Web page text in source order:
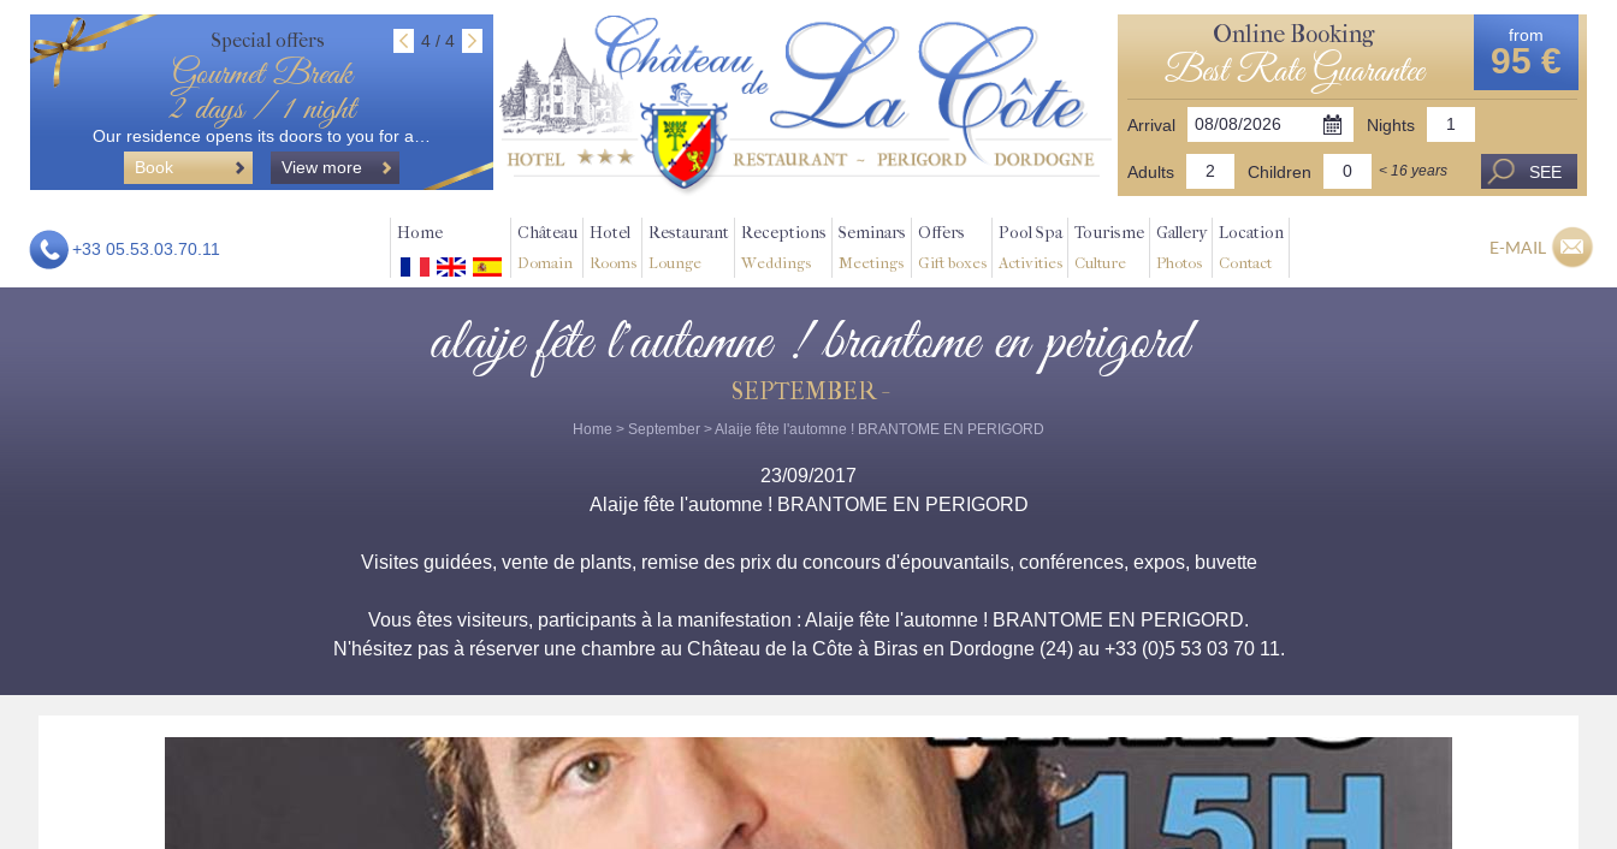
Special offers 4 / 4
Gourmet Break
2 days / 1 night
Our residence opens its doors to you for a…
Book
View more
Online Booking
Best Rate Guarantee
from
95 €
Arrival Nights
Adults Children < 16 years SEE
+33 05.53.03.70.11
Home Château
Domain
Hotel
Rooms
Restaurant
Lounge
Receptions
Weddings
Seminars
Meetings
Offers
Gift boxes
Pool Spa
Activities
Tourisme
Culture
Gallery
Photos
Location
Contact
E-MAIL
alaije fête l'automne ! brantome en perigord
SEPTEMBER -
Home > September > Alaije fête l'automne ! BRANTOME EN PERIGORD
23/09/2017
Alaije fête l'automne ! BRANTOME EN PERIGORD
Visites guidées, vente de plants, remise des prix du concours d'épouvantails, conférences, expos, buvette
Vous êtes visiteurs, participants à la manifestation : Alaije fête l'automne ! BRANTOME EN PERIGORD.
N'hésitez pas à réserver une chambre au Château de la Côte à Biras en Dordogne (24) au +33 (0)5 53 03 70 11.